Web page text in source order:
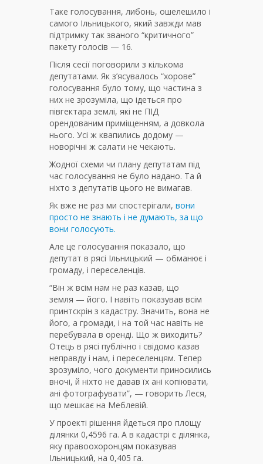
Таке голосування, либонь, ошелешило і
самого Ільницького, який завжди мав
підтримку так званого “критичного”
пакету голосів — 16.
Після сесії поговорили з кількома
депутатами. Як з’ясувалось “хорове”
голосування було тому, що частина з
них не зрозуміла, що ідеться про
півгектара землі, які не ПІД
орендованим приміщенням, а довкола
нього. Усі ж квапились додому —
новорічні ж салати не чекають.
Жодної схеми чи плану депутатам під
час голосування не було надано. Та й
ніхто з депутатів цього не вимагав.
Як вже не раз ми спостерігали, вони
просто не знають і не думають, за що
вони голосують.
Але це голосування показало, що
депутат в рясі Ільницький — обманює і
громаду, і переселенців.
“Він ж всім нам не раз казав, що
земля — його. І навіть показував всім
принтскрін з кадастру. Значить, вона не
його, а громади, і на той час навіть не
перебувала в оренді. Що ж виходить?
Отець в рясі публічно і свідомо казав
неправду і нам, і переселенцям. Тепер
зрозуміло, чого документи приносились
вночі, й ніхто не давав їх ані копіювати,
ані фотографувати”, — говорить Леся,
що мешкає на Меблевій.
У проекті рішення йдеться про площу
ділянки 0,4596 га. А в кадастрі є ділянка,
яку правоохоронцям показував
Ільницький, на 0,405 га.